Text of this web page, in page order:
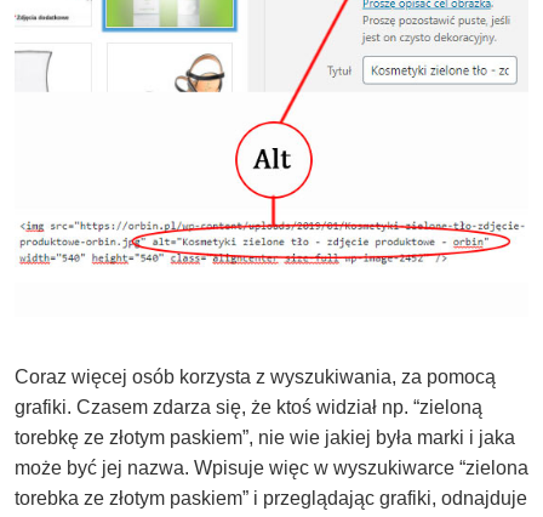
Coraz więcej osób korzysta z wyszukiwania, za pomocą
grafiki. Czasem zdarza się, że ktoś widział np. “zieloną
torebkę ze złotym paskiem”, nie wie jakiej była marki i jaka
może być jej nazwa. Wpisuje więc w wyszukiwarce “zielona
torebka ze złotym paskiem” i przeglądając grafiki, odnajduje